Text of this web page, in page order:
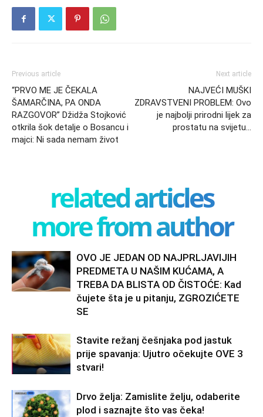
Previous article
“PRVO ME JE ČEKALA
ŠAMARČINA, PA ONDA
RAZGOVOR” Džidža Stojković
otkrila šok detalje o Bosancu i
majci: Ni sada nemam život
Next article
NAJVEĆI MUŠKI
ZDRAVSTVENI PROBLEM: Ovo
je najbolji prirodni lijek za
prostatu na svijetu…
related articles
more from author
OVO JE JEDAN OD NAJPRLJAVIJIH
PREDMETA U NAŠIM KUĆAMA, A
TREBA DA BLISTA OD ČISTOĆE: Kad
čujete šta je u pitanju, ZGROZIĆETE
SE
Stavite režanj češnjaka pod jastuk
prije spavanja: Ujutro očekujte OVE 3
stvari!
Drvo želja: Zamislite želju, odaberite
plod i saznajte što vas čeka!